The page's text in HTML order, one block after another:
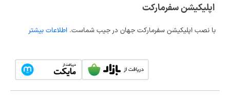
اپلیکیشن سفرمارکت
با نصب اپلیکیشن سفرمارکت جهان در جیب شماست. اطلاعات بیشتر